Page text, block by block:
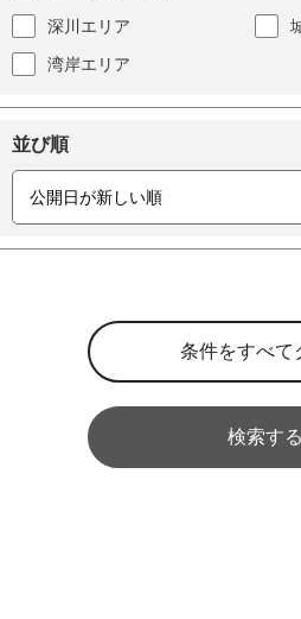
深川エリア
湾岸エリア
並び順
検索する